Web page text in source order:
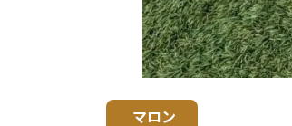
マロン